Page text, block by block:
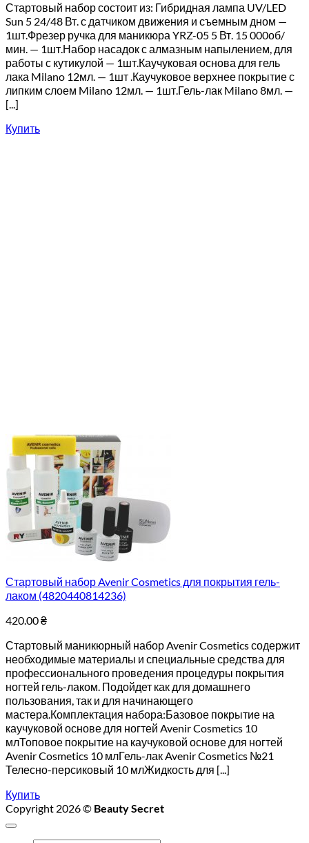
Стартовый набор состоит из: Гибридная лампа UV/LED
Sun 5 24/48 Вт. с датчиком движения и съемным дном —
1шт.Фрезер ручка для маникюра YRZ-05 5 Вт. 15 000об/
мин. — 1шт.Набор насадок с алмазным напылением, для
работы с кутикулой — 1шт.Каучуковая основа для гель
лака Milano 12мл. — 1шт .Каучуковое верхнее покрытие с
липким слоем Milano 12мл. — 1шт.Гель-лак Milano 8мл. —
[...]
Купить
Стартовый набор Avenir Cosmetics для покрытия гель-
лаком (4820440814236)
420.00₴
Стартовый маникюрный набор Avenir Cosmetics содержит
необходимые материалы и специальные средства для
профессионального проведения процедуры покрытия
ногтей гель-лаком. Подойдет как для домашнего
пользования, так и для начинающего
мастера.Комплектация набора:Базовое покрытие на
каучуковой основе для ногтей Avenir Cosmetics 10
млТоповое покрытие на каучуковой основе для ногтей
Avenir Cosmetics 10 млГель-лак Avenir Cosmetics №21
Телесно-персиковый 10 млЖидкость для [...]
Купить
Copyright 2026 © Beauty Secret